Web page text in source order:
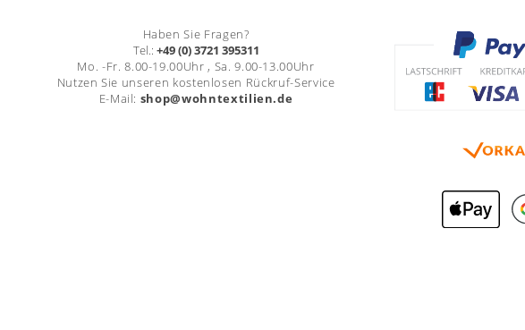
Haben Sie Fragen?
Tel.: +49 (0) 3721 395311
Mo. -Fr. 8.00-19.00Uhr , Sa. 9.00-13.00Uhr
Nutzen Sie unseren kostenlosen Rückruf-Service
E-Mail: shop@wohntextilien.de